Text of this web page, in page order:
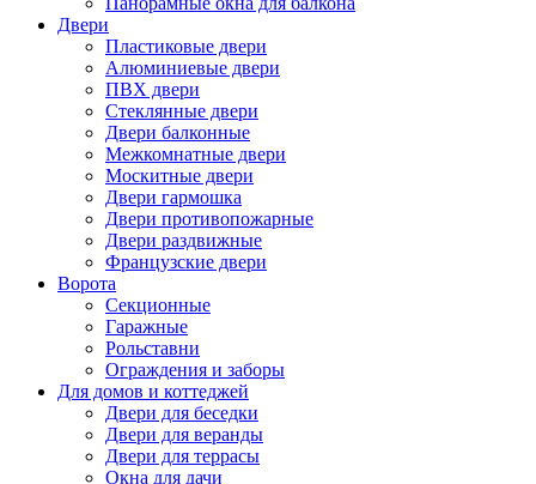
Двери
Пластиковые двери
Алюминиевые двери
ПВХ двери
Стеклянные двери
Двери балконные
Межкомнатные двери
Москитные двери
Двери гармошка
Двери противопожарные
Двери раздвижные
Французские двери
Ворота
Секционные
Гаражные
Рольставни
Ограждения и заборы
Для домов и коттеджей
Двери для беседки
Двери для веранды
Двери для террасы
Окна для дачи